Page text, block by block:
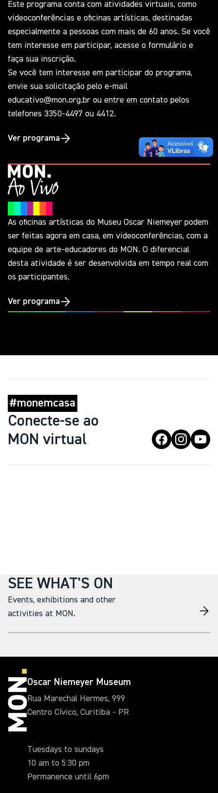
Este programa conta com atividades virtuais, como
videoconferências e oficinas artísticas, destinadas
especialmente a pessoas com mais de 60 anos. Se você
tem interesse em participar, acesse o formulário e
faça sua inscrição.
Se você tem interesse em participar do programa,
envie sua solicitação pelo e-mail
educativo@mon.org.br ou entre em contato pelos
telefones 3350-4497 ou 4412.
Ver programa
As oficinas artísticas do Museu Oscar Niemeyer podem
ser feitas agora em casa, em videoconferências, com a
equipe de arte-educadores do MON. O diferencial
desta atividade é ser desenvolvida em tempo real com
os participantes.
Ver programa
#monemcasa
Conecte-se ao
MON virtual
SEE WHAT'S ON
Events, exhibitions and other
activities at MON.
Oscar Niemeyer Museum
Rua Marechal Hermes, 999
Centro Cívico, Curitiba - PR
Tuesdays to sundays
10 am to 5:30 pm
Permanence until 6pm